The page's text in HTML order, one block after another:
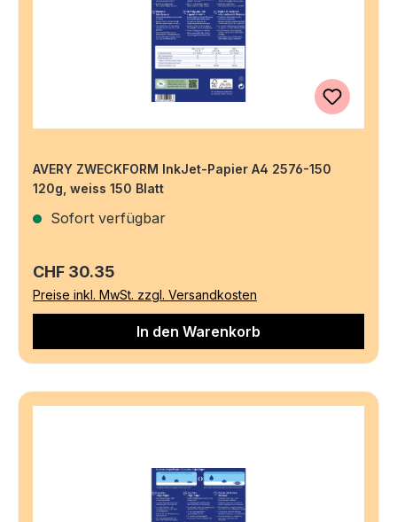
AVERY ZWECKFORM InkJet-Papier A4 2576-150
120g, weiss 150 Blatt
Sofort verfügbar
Regulärer Preis:
CHF 30.35
Preise inkl. MwSt. zzgl. Versandkosten
In den Warenkorb